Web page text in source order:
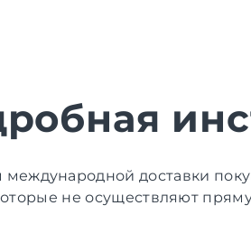
международной доставки
не осуществляют